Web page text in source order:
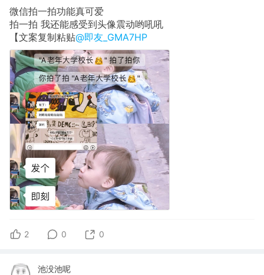
微信拍一拍功能真可爱
拍一拍 我还能感受到头像震动哟吼吼
【文案复制粘贴@即友_GMA7HP
2 0 0
池没池呢